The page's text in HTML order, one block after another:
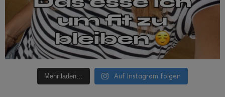
Mehr laden… Auf Instagram folgen